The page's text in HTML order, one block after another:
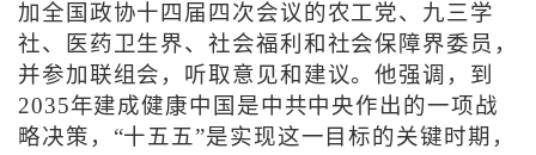
加全国政协十四届四次会议的农工党、九三学
社、医药卫生界、社会福利和社会保障界委员，
并参加联组会，听取意见和建议。他强调，到
2035年建成健康中国是中共中央作出的一项战
略决策，“十五五”是实现这一目标的关键时期，